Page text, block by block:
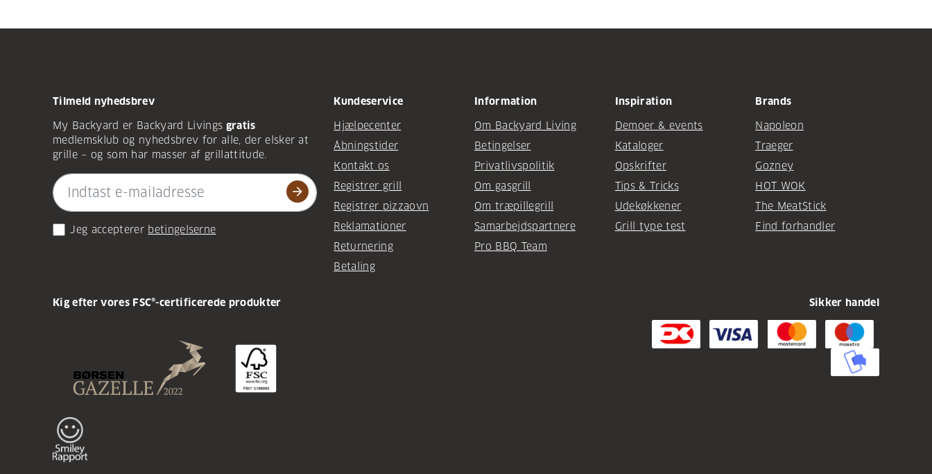
Tilmeld nyhedsbrev
My Backyard er Backyard Livings gratis
medlemsklub og nyhedsbrev for alle, der elsker at
grille – og som har masser af grillattitude.
arrow_forward
Jeg accepterer betingelserne
Kundeservice
Hjælpecenter
Åbningstider
Kontakt os
Registrer grill
Registrer pizzaovn
Reklamationer
Returnering
Betaling
Information
Om Backyard Living
Betingelser
Privatlivspolitik
Om gasgrill
Om træpillegrill
Samarbejdspartnere
Pro BBQ Team
Inspiration
Demoer & events
Kataloger
Opskrifter
Tips & Tricks
Udekøkkener
Grill type test
Brands
Napoleon
Traeger
Gozney
HOT WOK
The MeatStick
Find forhandler
Kig efter vores FSC®-certificerede produkter Sikker handel